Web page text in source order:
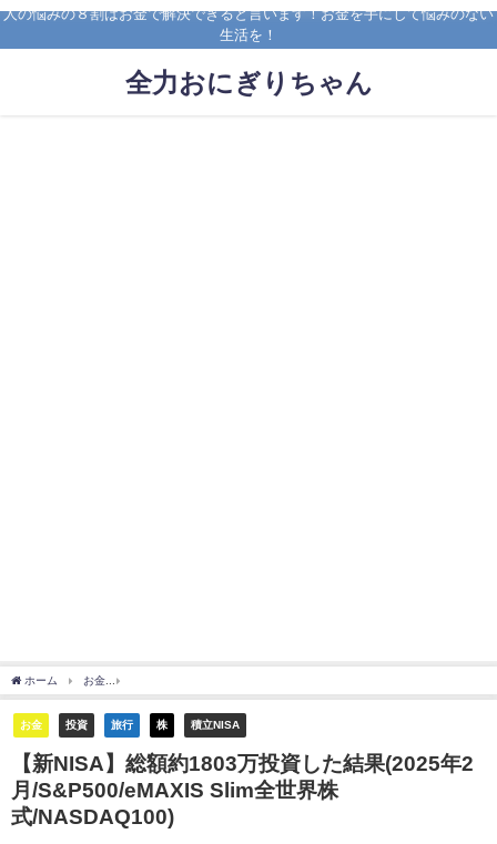
人の悩みの８割はお金で解決できると言います！お金を手にして悩みのない
生活を！
全力おにぎりちゃん
ホーム お金
お金 投資 旅行 株 積立NISA
【新NISA】総額約1803万投資した結果(2025年2
月/S&P500/eMAXIS Slim全世界株
式/NASDAQ100)